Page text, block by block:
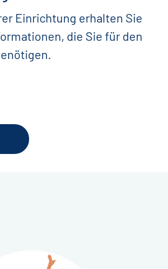
Einrichtung erhalten Sie
die Sie für den